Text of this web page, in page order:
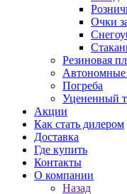
Очки
Резиновая
Автономные
Погреба
Уцененный
Акции
Как стать дилером
Доставка
Где купить
Контакты
О компании
Назад